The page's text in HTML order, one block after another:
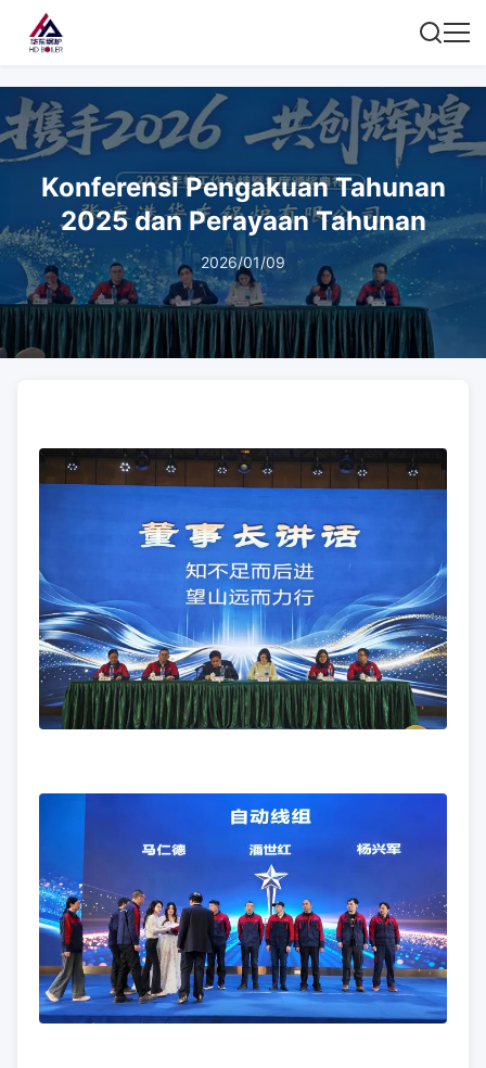
Konferensi Pengakuan Tahunan
2025 dan Perayaan Tahunan
2026/01/09